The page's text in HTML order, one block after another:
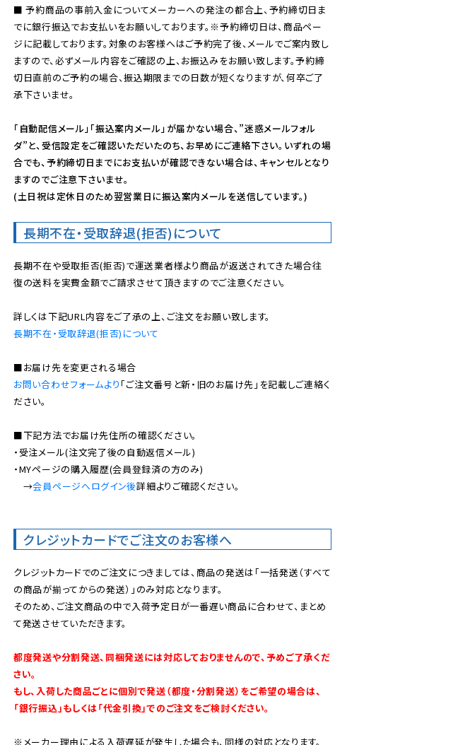
■ 予約商品の事前入金についてメーカーへの発注の都合上、予約締切日ま
でに銀行振込でお支払いをお願いしております。※予約締切日は、商品ペー
ジに記載しております。対象のお客様へはご予約完了後、メールでご案内致し
ますので、必ずメール内容をご確認の上、お振込みをお願い致します。予約締
切日直前のご予約の場合、振込期限までの日数が短くなりますが、何卒ご了
承下さいませ。
「自動配信メール」「振込案内メール」が届かない場合、”迷惑メールフォル
ダ”と、受信設定をご確認いただいたのち、お早めにご連絡下さい。いずれの場
合でも、予約締切日までにお支払いが確認できない場合は、キャンセルとなり
ますのでご注意下さいませ。
(土日祝は定休日のため翌営業日に振込案内メールを送信しています。)
長期不在・受取辞退(拒否)について
長期不在や受取拒否(拒否)で運送業者様より商品が返送されてきた場合往
復の送料を実費金額でご請求させて頂きますのでご注意ください。
長期不在・受取辞退(拒否)について
お問い合わせフォームより 「ご注文番号と新・旧のお届け先」を記載しご連絡く
ださい。
■下記方法でお届け先住所の確認ください。
・受注メール(注文完了後の自動返信メール)
・MYページの購入履歴(会員登録済の方のみ)
→会員ページへログイン後詳細よりご確認ください。
クレジットカードでご注文のお客様へ
クレジットカードでのご注文につきましては、商品の発送は「一括発送（すべて
の商品が揃ってからの発送）」のみ対応となります。
そのため、ご注文商品の中で入荷予定日が一番遅い商品に合わせて、まとめ
て発送させていただきます。
都度発送や分割発送、同梱発送には対応しておりませんので、予めご了承くだ
さい。
もし、入荷した商品ごとに個別で発送（都度・分割発送）をご希望の場合は、
「銀行振込」もしくは「代金引換」でのご注文をご検討ください。
※メーカー理由による入荷遅延が発生した場合も、同様の対応となります。